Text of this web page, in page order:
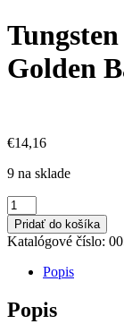
Golden
€14,16
9 na sklade
množstvo
Tungsten
Carbide
Drill
Golden
Barrel
Pridať do košíka
Katalógové číslo:
Popis
Popis